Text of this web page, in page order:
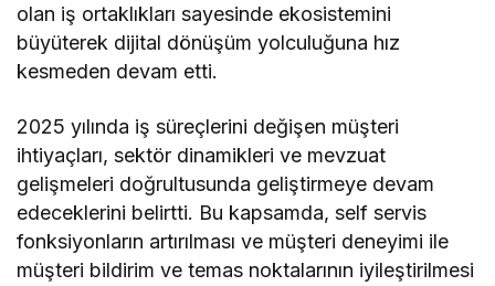
olan iş ortaklıkları sayesinde ekosistemini
büyüterek dijital dönüşüm yolculuğuna hız
kesmeden devam etti.
2025 yılında iş süreçlerini değişen müşteri
ihtiyaçları, sektör dinamikleri ve mevzuat
gelişmeleri doğrultusunda geliştirmeye devam
edeceklerini belirtti. Bu kapsamda, self servis
fonksiyonların artırılması ve müşteri deneyimi ile
müşteri bildirim ve temas noktalarının iyileştirilmesi